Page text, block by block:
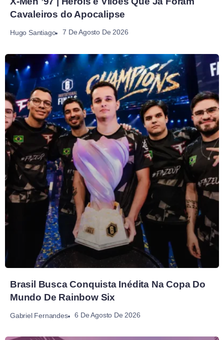
Cavaleiros do Apocalipse
Hugo Santiago 7 De Agosto De 2026
Brasil Busca Conquista Inédita Na Copa Do
Mundo De Rainbow Six
Gabriel Fernandes 6 De Agosto De 2026